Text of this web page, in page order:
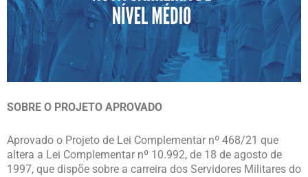
SOBRE O PROJETO APROVADO
Aprovado o Projeto de Lei Complementar nº 468/21 que
altera a Lei Complementar nº 10.992, de 18 de agosto de
1997, que dispõe sobre a carreira dos Servidores Militares do